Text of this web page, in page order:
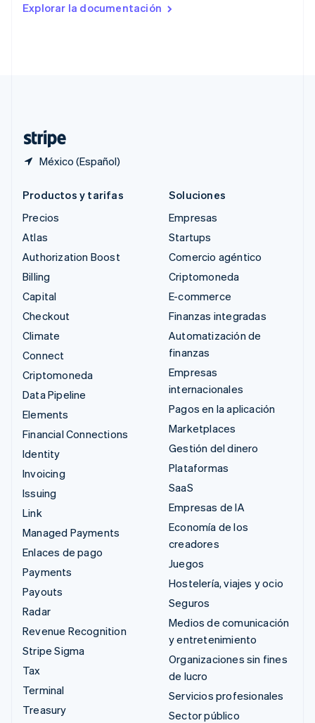
Explorar la documentación
México (Español)
English
Productos y tarifas
Precios
Atlas
Authorization Boost
Billing
Capital
Checkout
Climate
Connect
Criptomoneda
Data Pipeline
Elements
Financial Connections
Identity
Invoicing
Issuing
Link
Managed Payments
Enlaces de pago
Payments
Payouts
Radar
Revenue Recognition
Stripe Sigma
Tax
Terminal
Treasury
Soluciones
Empresas
Startups
Comercio agéntico
Criptomoneda
E-commerce
Finanzas integradas
Automatización de
finanzas
Empresas
internacionales
Pagos en la aplicación
Marketplaces
Gestión del dinero
Plataformas
SaaS
Empresas de IA
Economía de los
creadores
Juegos
Hostelería, viajes y ocio
Seguros
Medios de comunicación
y entretenimiento
Organizaciones sin fines
de lucro
Servicios profesionales
Sector público